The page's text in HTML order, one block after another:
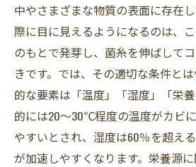
中やさまざまな物質の表面に存在
際に目に見えるようになるのは、
のもとで発芽し、菌糸を伸ばして
きです。では、その適切な条件と
的な要素は「温度」「湿度」「栄
的には20～30℃程度の温度がカビ
やすいとされ、湿度は60％を超え
が加速しやすくなります。栄養源